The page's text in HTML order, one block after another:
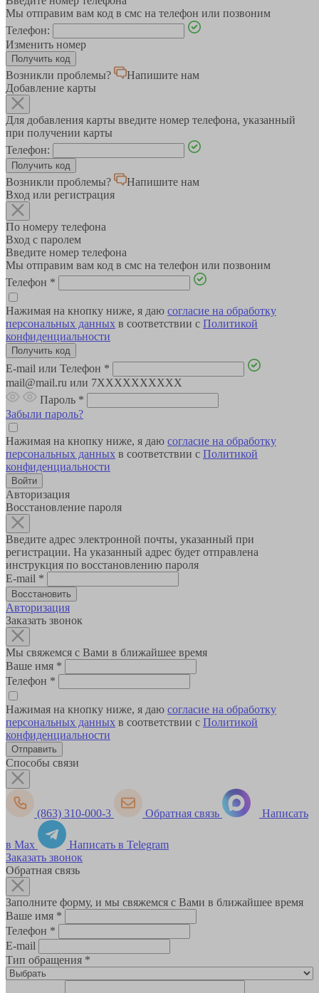
Мы отправим вам код в смс на телефон или позвоним
Телефон:
Изменить номер
Возникли проблемы?
Напишите нам
Добавление карты
Для добавления карты введите номер телефона, указанный
при получении карты
Телефон:
Возникли проблемы?
Напишите нам
Вход или регистрация
По номеру телефона
Вход с паролем
Введите номер телефона
Мы отправим вам код в смс на телефон или позвоним
Телефон *
Нажимая на кнопку ниже, я даю согласие на обработку
персональных данных в соответствии с Политикой
конфиденциальности
E-mail или Телефон *
mail@mail.ru или 7XXXXXXXXXX
Пароль *
Забыли пароль?
Нажимая на кнопку ниже, я даю согласие на обработку
персональных данных в соответствии с Политикой
конфиденциальности
Авторизация
Восстановление пароля
Введите адрес электронной почты, указанный при
регистрации. На указанный адрес будет отправлена
инструкция по восстановлению пароля
E-mail *
Авторизация
Заказать звонок
Мы свяжемся с Вами в ближайшее время
Ваше имя *
Телефон *
Нажимая на кнопку ниже, я даю согласие на обработку
персональных данных в соответствии с Политикой
конфиденциальности
Способы связи
(863) 310-000-3 Обратная связь Написать
в Max
Написать в Telegram
Заказать звонок
Обратная связь
Заполните форму, и мы свяжемся с Вами в ближайшее время
Ваше имя *
Телефон *
E-mail
Тип обращения *